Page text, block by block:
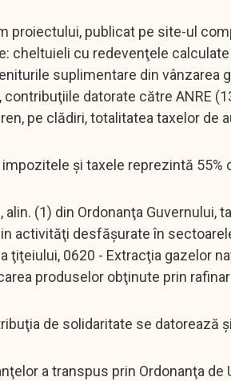
proiectului, publicat pe site-ul
cheltuieli cu redevenţele
suplimentare din vânzarea
contribuţiile datorate către ANRE
pe clădiri, totalitatea taxelor de
şi taxele reprezintă
alin. (1) din Ordonanţa
activităţi desfăşurate în
ţiţeiului, 0620 - Extracţia gazelor
produselor obţinute prin
de solidaritate se datorează
a transpus prin Ordonanţa